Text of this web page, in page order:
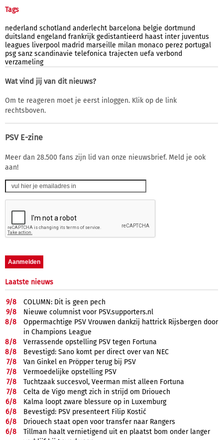
Tags
nederland schotland anderlecht barcelona belgie dortmund
duitsland engeland frankrijk gedistantieerd haast inter juventus
leagues liverpool madrid marseille milan monaco perez portugal
psg sanz scandinavie telefonica trajecten uefa verbond
verzameling
Wat vind jij van dit nieuws?
Om te reageren moet je eerst inloggen. Klik op de link
rechtsboven.
PSV E-zine
Meer dan 28.500 fans zijn lid van onze nieuwsbrief. Meld je ook
aan!
Laatste nieuws
9/8
COLUMN: Dit is geen pech
9/8
Nieuwe columnist voor PSV.supporters.nl
8/8
Oppermachtige PSV Vrouwen dankzij hattrick Rijsbergen door
in Champions League
8/8
Verrassende opstelling PSV tegen Fortuna
8/8
Bevestigd: Sano komt per direct over van NEC
7/8
Van Ginkel en Pröpper terug bij PSV
7/8
Vermoedelijke opstelling PSV
7/8
Tuchtzaak succesvol, Veerman mist alleen Fortuna
7/8
Celta de Vigo mengt zich in strijd om Driouech
6/8
Kalma loopt zware blessure op in Luxemburg
6/8
Bevestigd: PSV presenteert Filip Kostić
6/8
Driouech staat open voor transfer naar Rangers
6/8
Tillman haalt vernietigend uit en plaatst bom onder langer